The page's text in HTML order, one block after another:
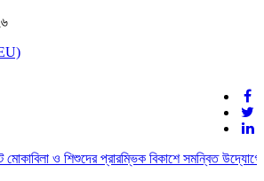
ও শিশুদের প্রারম্ভিক বিকাশে সমন্বিত